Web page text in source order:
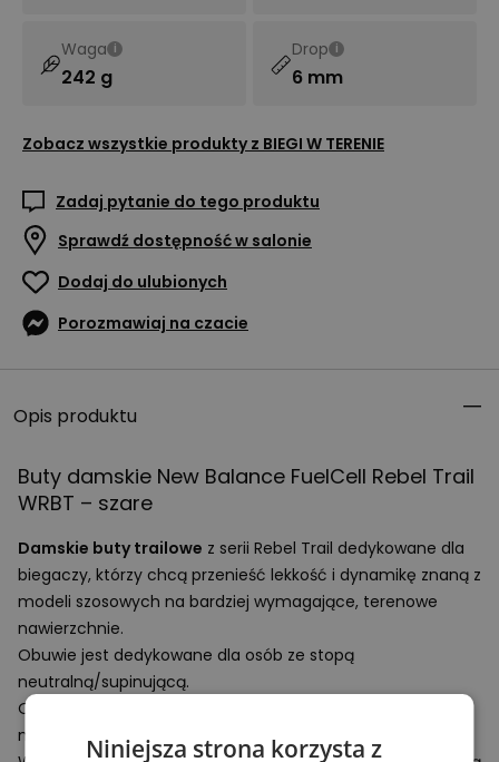
Waga i
242 g
Drop i
6 mm
Zobacz wszystkie produkty z BIEGI W TERENIE
Zadaj pytanie do tego produktu
Sprawdź dostępność w salonie
Dodaj do ulubionych
Porozmawiaj na czacie
Opis produktu
Buty damskie New Balance FuelCell Rebel Trail
WRBT – szare
Damskie buty trailowe z serii Rebel Trail dedykowane dla
biegaczy, którzy chcą przenieść lekkość i dynamikę znaną z
modeli szosowych na bardziej wymagające, terenowe
nawierzchnie.
Obuwie jest dedykowane dla osób ze stopą
neutralną/supinującą.
Oddychająca cholewka wykonana z siateczki oraz
materiałów syntetycznych posiada zintegrowany język.
Niniejsza strona korzysta z